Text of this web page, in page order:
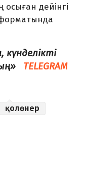
дейінгі
форматында
TELEGRAM
қолөнер